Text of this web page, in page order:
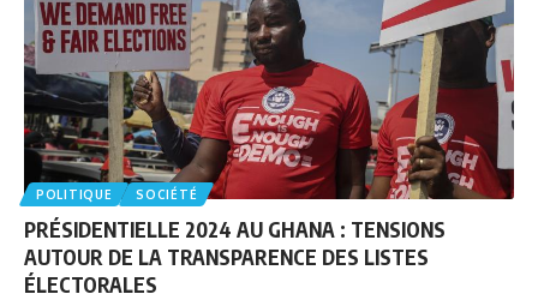
POLITIQUE SOCIÉTÉ
PRÉSIDENTIELLE 2024 AU GHANA : TENSIONS
AUTOUR DE LA TRANSPARENCE DES LISTES
ÉLECTORALES